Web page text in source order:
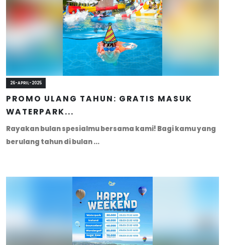
26-APRIL-2025
PROMO ULANG TAHUN: GRATIS MASUK
WATERPARK...
Rayakan bulan spesialmu bersama kami! Bagi kamu yang
berulang tahun di bulan ...